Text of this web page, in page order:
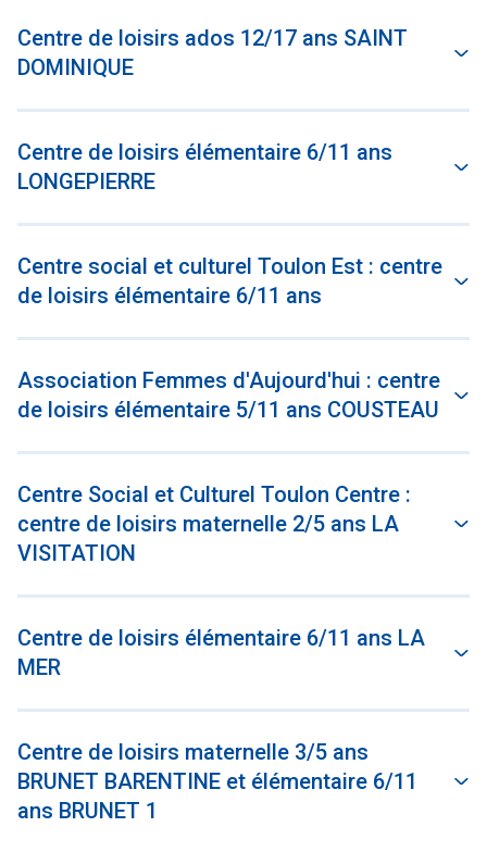
Centre de loisirs ados 12/17 ans SAINT
DOMINIQUE
Centre de loisirs élémentaire 6/11 ans
LONGEPIERRE
Centre social et culturel Toulon Est : centre
de loisirs élémentaire 6/11 ans
Association Femmes d'Aujourd'hui : centre
de loisirs élémentaire 5/11 ans COUSTEAU
Centre Social et Culturel Toulon Centre :
centre de loisirs maternelle 2/5 ans LA
VISITATION
Centre de loisirs élémentaire 6/11 ans LA
MER
Centre de loisirs maternelle 3/5 ans
BRUNET BARENTINE et élémentaire 6/11
ans BRUNET 1